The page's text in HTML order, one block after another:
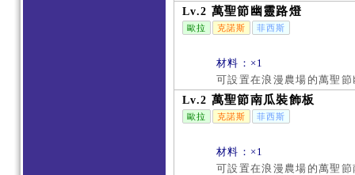
Lv.2 萬聖節幽靈路燈
歐拉 克諾斯 菲西斯
材料：×1
可設置在浪漫農場的萬聖
Lv.2 萬聖節南瓜裝飾板
歐拉 克諾斯 菲西斯
材料：×1
可設置在浪漫農場的萬聖